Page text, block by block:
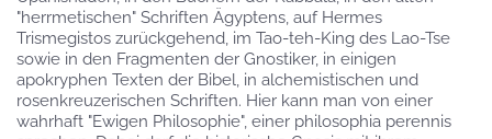
"herrmetischen" Schriften Ägyptens, auf Hermes
Trismegistos zurückgehend, im Tao-teh-King des Lao-Tse
sowie in den Fragmenten der Gnostiker, in einigen
apokryphen Texten der Bibel, in alchemistischen und
rosenkreuzerischen Schriften. Hier kann man von einer
wahrhaft "Ewigen Philosophie", einer philosophia perennis